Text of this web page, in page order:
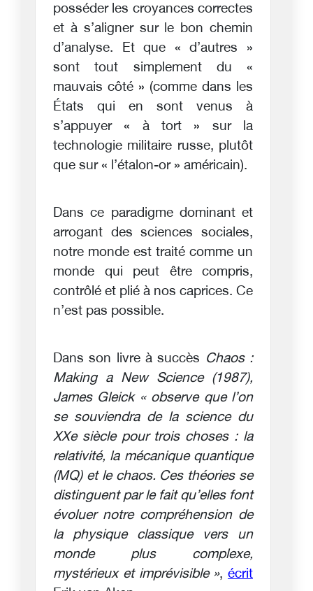
posséder les croyances correctes
et à s’aligner sur le bon chemin
d’analyse. Et que « d’autres »
sont tout simplement du «
mauvais côté » (comme dans les
États qui en sont venus à
s’appuyer « à tort » sur la
technologie militaire russe, plutôt
que sur « l’étalon-or » américain).
Dans ce paradigme dominant et
arrogant des sciences sociales,
notre monde est traité comme un
monde qui peut être compris,
contrôlé et plié à nos caprices. Ce
n’est pas possible.
Dans son livre à succès Chaos :
Making a New Science (1987),
James Gleick « observe que l’on
se souviendra de la science du
XXe siècle pour trois choses : la
relativité, la mécanique quantique
(MQ) et le chaos. Ces théories se
distinguent par le fait qu’elles font
évoluer notre compréhension de
la physique classique vers un
monde plus complexe,
mystérieux et imprévisible », écrit